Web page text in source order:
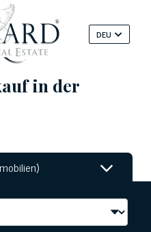
DEU
in der